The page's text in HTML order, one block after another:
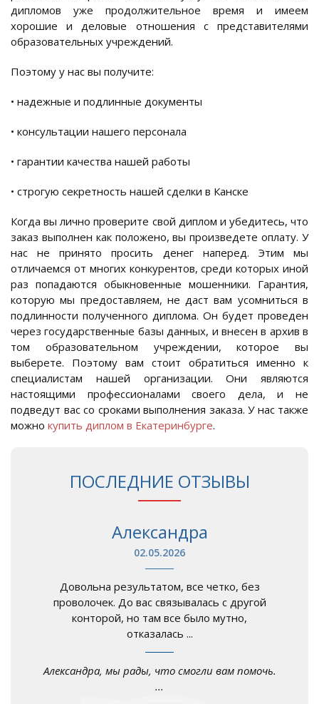
дипломов уже продолжительное время и имеем
хорошие и деловые отношения с представителями
образовательных учреждений.
Поэтому у нас вы получите:
• надежные и подлинные документы
• консультации нашего персонала
• гарантии качества нашей работы
• строгую секретность нашей сделки в Канске
Когда вы лично проверите свой диплом и убедитесь, что
заказ выполнен как положено, вы произведете оплату. У
нас не принято просить денег наперед. Этим мы
отличаемся от многих конкурентов, среди которых иной
раз попадаются обыкновенные мошенники. Гарантия,
которую мы предоставляем, не даст вам усомниться в
подлинности полученного диплома. Он будет проведен
через государственные базы данных, и внесен в архив в
том образовательном учреждении, которое вы
выберете. Поэтому вам стоит обратиться именно к
специалистам нашей организации. Они являются
настоящими профессионалами своего дела, и не
подведут вас со сроками выполнения заказа. У нас также
можно купить диплом в Екатеринбурге.
ПОСЛЕДНИЕ ОТЗЫВЫ
Александра
02.05.2026
Довольна результатом, все четко, без
проволочек. До вас связывалась с другой
конторой, но там все было мутно,
отказалась ...
Александра, мы рады, что смогли вам помочь.
...